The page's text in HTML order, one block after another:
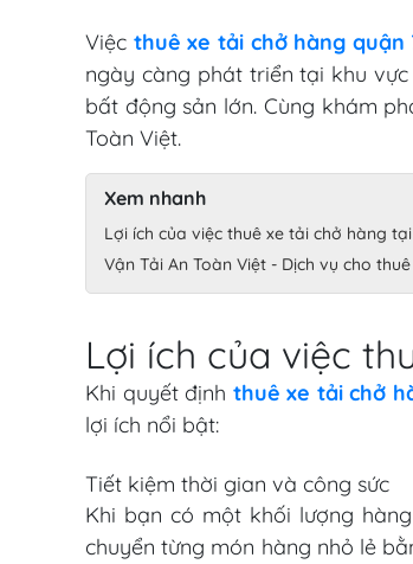
Việc thuê xe tải chở hàng quận
ngày càng phát triển tại khu
bất động sản lớn. Cùng khám
Toàn Việt.
Xem nhanh
Lợi ích của việc thuê xe tải chở hàng
Vận Tải An Toàn Việt - Dịch vụ cho
Lợi ích của việc
Khi quyết định thuê xe tải chở
lợi ích nổi bật:
Tiết kiệm thời gian và công sức
Khi bạn có một khối lượng
chuyển từng món hàng nhỏ lẻ